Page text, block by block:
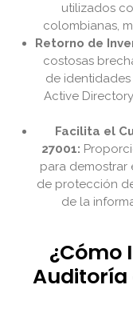
utilizados
colombianas,
Retorno de
costosas
de
Active
Facilita el
27001:
para demostrar
de protección
de la
¿Cómo
Auditoría